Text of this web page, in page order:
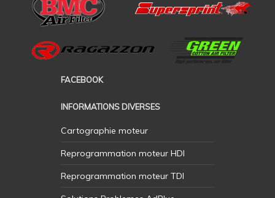
FACEBOOK
INFORMATIONS DIVERSES
Cartographie moteur
Reprogrammation moteur HDI
Reprogrammation moteur TDI